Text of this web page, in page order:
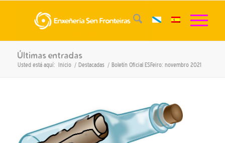
Últimas entradas
Usted está aquí: Inicio / Destacadas / Boletín Oficial ESFeiro: novembro 2021